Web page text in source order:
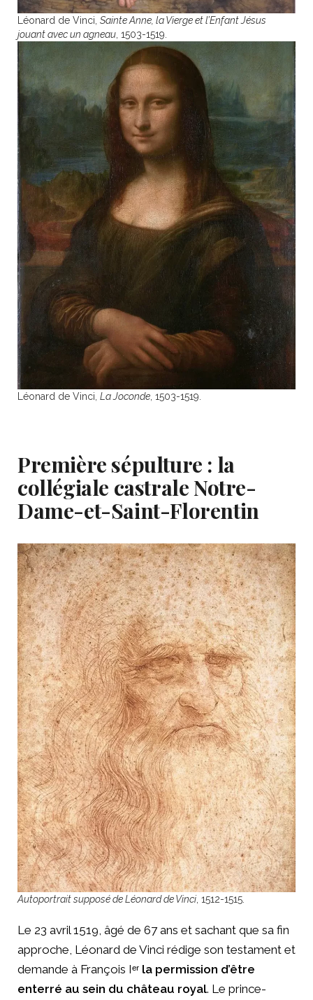
Léonard de Vinci, Sainte Anne, la Vierge et l’Enfant Jésus
jouant avec un agneau , 1503-1519.
Léonard de Vinci, La Joconde , 1503-1519.
Première sépulture : la
collégiale castrale Notre-
Dame-et-Saint-Florentin
Autoportrait supposé de Léonard de Vinci , 1512-1515.
Le 23 avril 1519, âgé de 67 ans et sachant que sa fin
approche, Léonard de Vinci rédige son testament et
demande à François Iᵉʳ la permission d’être
enterré au sein du château royal. Le prince-